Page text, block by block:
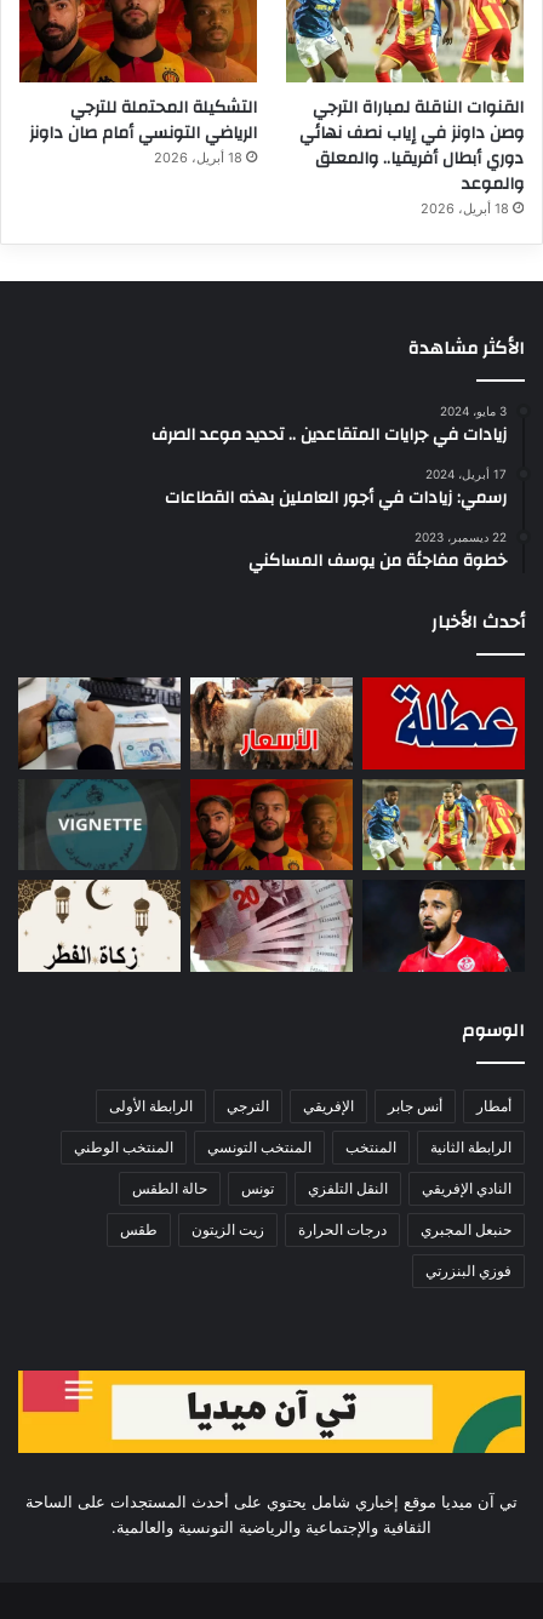
القنوات الناقلة لمباراة الترجي
وصن داونز في إياب نصف نهائي
دوري أبطال أفريقيا.. والمعلق
والموعد
18 أبريل، 2026
التشكيلة المحتملة للترجي
الرياضي التونسي أمام صان داونز
18 أبريل، 2026
الأكثر مشاهدة
3 مايو، 2024
زيادات في جرايات المتقاعدين .. تحديد موعد الصرف
17 أبريل، 2024
رسمي: زيادات في أجور العاملين بهذه القطاعات
22 ديسمبر، 2023
خطوة مفاجئة من يوسف المساكني
أحدث الأخبار
الوسوم
أمطار أنس جابر الإفريقي الترجي الرابطة الأولى
الرابطة الثانية المنتخب المنتخب التونسي المنتخب الوطني
النادي الإفريقي النقل التلفزي تونس حالة الطقس
حنبعل المجبري درجات الحرارة زيت الزيتون طقس
فوزي البنزرتي
تي آن ميديا موقع إخباري شامل يحتوي على أحدث المستجدات على الساحة
الثقافية والإجتماعية والرياضية التونسية والعالمية.